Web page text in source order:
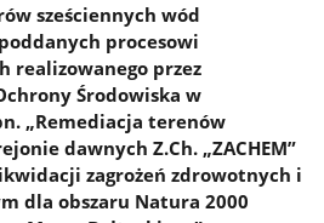
sześciennych wód
procesowi
realizowanego przez
Środowiska w
„Remediacja terenów
dawnych Z.Ch. „ZACHEM”
zagrożeń zdrowotnych i
dla obszaru Natura 2000